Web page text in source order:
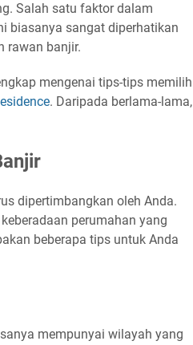
Salah satu faktor dalam
biasanya sangat diperhatikan
rawan banjir.
mengenai tips-tips memilih
. Daripada berlama-lama,
dipertimbangkan oleh Anda.
perumahan yang
beberapa tips untuk Anda
mempunyai wilayah yang